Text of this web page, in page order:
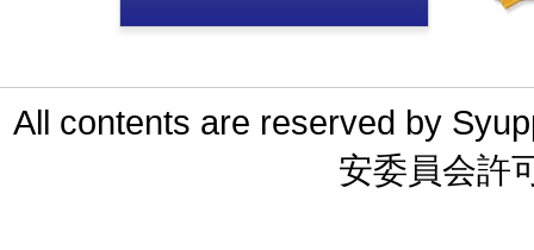
All contents are reserved by
安委員会許